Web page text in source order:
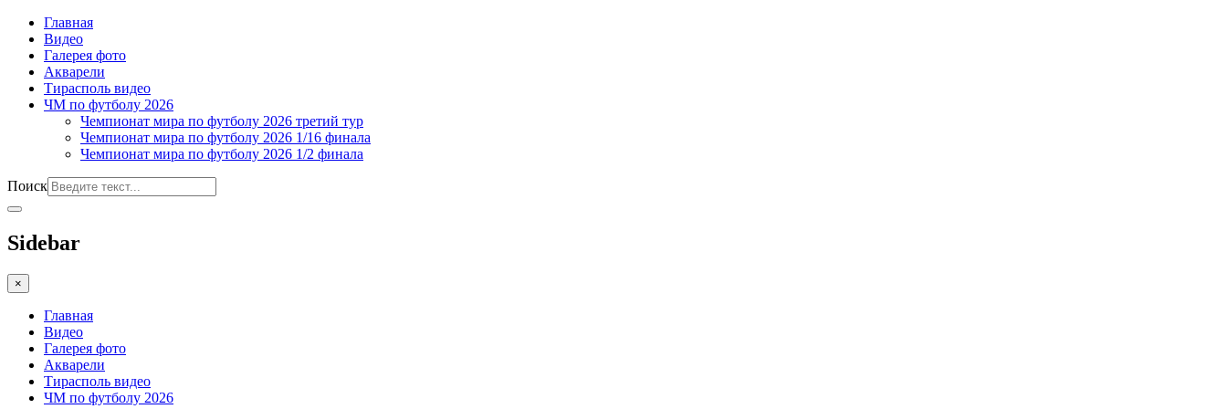
Главная
Видео
Галерея фото
Акварели
Тирасполь видео
ЧМ по футболу 2026
Чемпионат мира по футболу 2026 третий тур
Чемпионат мира по футболу 2026 1/16 финала
Чемпионат мира по футболу 2026 1/2 финала
Поиск
Sidebar
×
Главная
Видео
Галерея фото
Акварели
Тирасполь видео
ЧМ по футболу 2026